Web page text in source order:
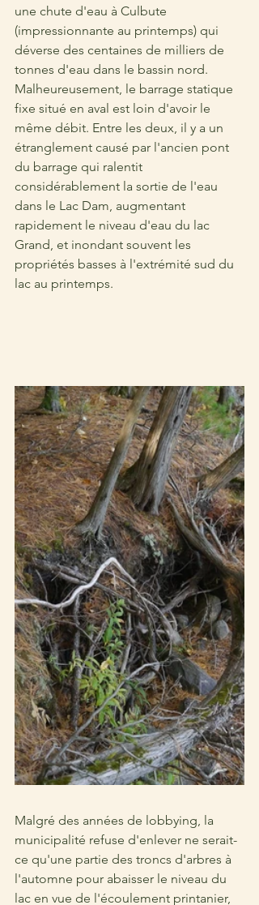
une chute d'eau à Culbute
(impressionnante au printemps) qui
déverse des centaines de milliers de
tonnes d'eau dans le bassin nord.
Malheureusement, le barrage statique
fixe situé en aval est loin d'avoir le
même débit. Entre les deux, il y a un
étranglement causé par l'ancien pont
du barrage qui ralentit
considérablement la sortie de l'eau
dans le Lac Dam, augmentant
rapidement le niveau d'eau du lac
Grand, et inondant souvent les
propriétés basses à l'extrémité sud du
lac au printemps.
Malgré des années de lobbying, la
municipalité refuse d'enlever ne serait-
ce qu'une partie des troncs d'arbres à
l'automne pour abaisser le niveau du
lac en vue de l'écoulement printanier,